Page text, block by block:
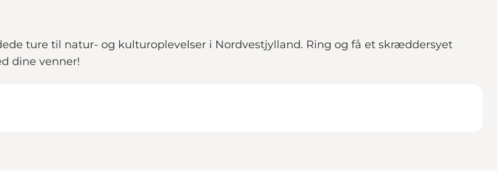
ture til natur- og kulturoplevelser i Nordvestjylland. Ring og få et skræddersyet
dine venner!